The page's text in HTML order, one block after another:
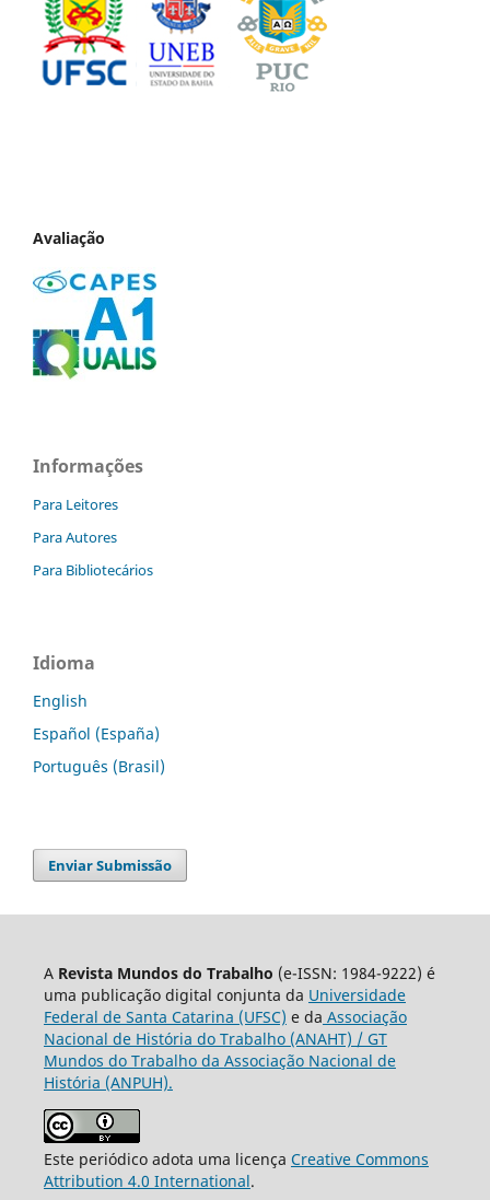
Avaliação
Informações
Para Leitores
Para Autores
Para Bibliotecários
Idioma
English
Español (España)
Português (Brasil)
Enviar Submissão
A Revista Mundos do Trabalho (e-ISSN: 1984-9222) é
uma publicação digital conjunta da Universidade
Federal de Santa Catarina (UFSC) e da Associação
Nacional de História do Trabalho (ANAHT) / GT
Mundos do Trabalho da Associação Nacional de
História (ANPUH).
Este periódico adota uma licença Creative Commons
Attribution 4.0 International.